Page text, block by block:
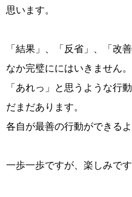
思います。
「結果」、「反省」、「改
なか完璧ににはいきません。
「あれっ」と思うような行
だまだあります。
各自が最善の行動ができる
一歩一歩ですが、楽しみです